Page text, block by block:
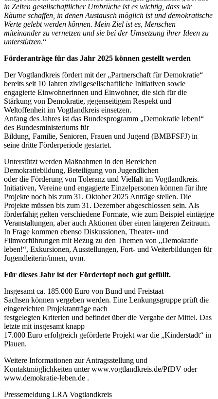
in Zeiten gesellschaftlicher Umbrüche ist es wichtig, dass wir
Räume schaffen, in denen Austausch möglich ist und demokratische
Werte gelebt werden können. Mein Ziel ist es, Menschen
miteinander zu vernetzen und sie bei der Umsetzung ihrer Ideen zu
unterstützen.“
Förderanträge für das Jahr 2025 können gestellt werden
Der Vogtlandkreis fördert mit der „Partnerschaft für Demokratie“
bereits seit 10 Jahren zivilgesellschaftliche Initiativen sowie
engagierte Einwohnerinnen und Einwohner, die sich für die
Stärkung von Demokratie, gegenseitigem Respekt und
Weltoffenheit im Vogtlandkreis einsetzen.
Anfang des Jahres ist das Bundesprogramm „Demokratie leben!“
des Bundesministeriums für
Bildung, Familie, Senioren, Frauen und Jugend (BMBFSFJ) in
seine dritte Förderperiode gestartet.
Unterstützt werden Maßnahmen in den Bereichen
Demokratiebildung, Beteiligung von Jugendlichen
oder die Förderung von Toleranz und Vielfalt im Vogtlandkreis.
Initiativen, Vereine und engagierte Einzelpersonen können für ihre
Projekte noch bis zum 31. Oktober 2025 Anträge stellen. Die
Projekte müssen bis zum 31. Dezember abgeschlossen sein. Als
förderfähig gelten verschiedene Formate, wie zum Beispiel eintägige
Veranstaltungen, aber auch Aktionen über einen längeren Zeitraum.
In Frage kommen ebenso Diskussionen, Theater- und
Filmvorführungen mit Bezug zu den Themen von „Demokratie
leben!“, Exkursionen, Ausstellungen, Fort- und Weiterbildungen für
Jugendleiterin/innen, uvm.
Für dieses Jahr ist der Fördertopf noch gut gefüllt.
Insgesamt ca. 185.000 Euro von Bund und Freistaat
Sachsen können vergeben werden. Eine Lenkungsgruppe prüft die
eingereichten Projektanträge nach
festgelegten Kriterien und befindet über die Vergabe der Mittel. Das
letzte mit insgesamt knapp
17.000 Euro erfolgreich geförderte Projekt war die „Kinderstadt“ in
Plauen.
Weitere Informationen zur Antragsstellung und
Kontaktmöglichkeiten unter www.vogtlandkreis.de/PfDV oder
www.demokratie-leben.de .
Pressemeldung LRA Vogtlandkreis